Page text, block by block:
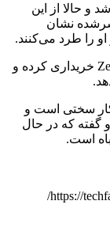
و حالا از این
نشان
را طرد می‌کنند.
این مرد ژاپنی لباس سگ خود را از شرکت Zeppet خریداری کرده و
سختی است و
گفته که در حال
است.